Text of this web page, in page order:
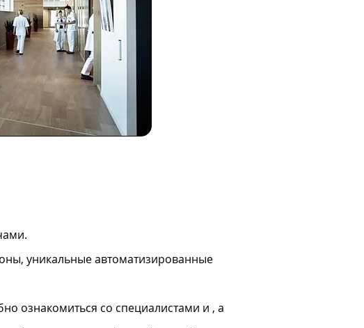
уникальные автоматизированные
ознакомиться со специалистами и , а